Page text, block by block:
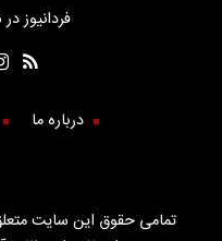
فردانیوز
درباره ما
تمامی حقوق این سایت